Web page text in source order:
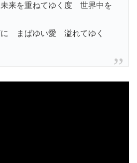
来を重ねてゆく度 世界中を
に まばゆい愛 溢れてゆく